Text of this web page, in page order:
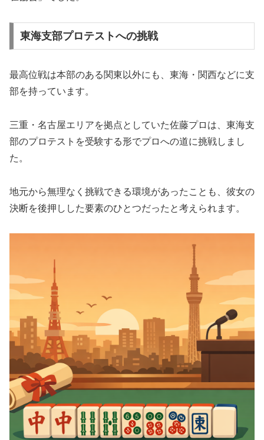
東海支部プロテストへの挑戦
最高位戦は本部のある関東以外にも、東海・関西などに支
部を持っています。
三重・名古屋エリアを拠点としていた佐藤プロは、東海支
部のプロテストを受験する形でプロへの道に挑戦しまし
た。
地元から無理なく挑戦できる環境があったことも、彼女の
決断を後押しした要素のひとつだったと考えられます。